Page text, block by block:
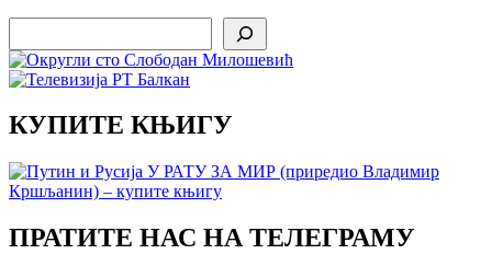
КУПИТЕ КЊИГУ
ПРАТИТЕ НАС НА ТЕЛЕГРАМУ